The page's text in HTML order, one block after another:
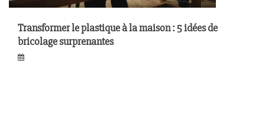
Transformer le plastique à la maison : 5 idées de
bricolage surprenantes